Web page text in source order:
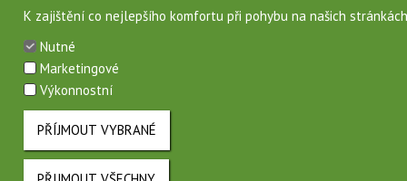
K zajištění co nejlepšího komfortu při pohybu na našich
Nutné
Marketingové
Výkonnostní
PŘÍJMOUT VYBRANÉ